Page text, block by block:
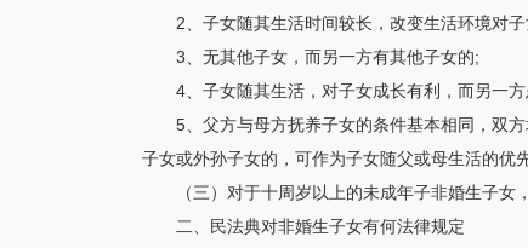
2、子女随其生活时间较长，改变生活环境对
3、无其他子女，而另一方有其他子女的;
4、子女随其生活，对子女成长有利，而另一
5、父方与母方抚养子女的条件基本相同，双
子女或外孙子女的，可作为子女随父或母生活的优
（三）对于十周岁以上的未成年子非婚生子女
二、民法典对非婚生子女有何法律规定